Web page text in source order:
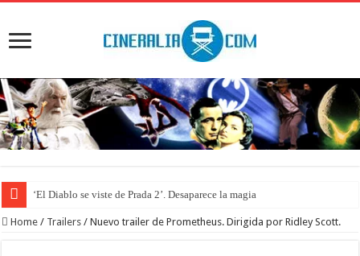
‘El Diablo se viste de Prada 2’. Desaparece la magia
Home / Trailers / Nuevo trailer de Prometheus. Dirigida por Ridley Scott.